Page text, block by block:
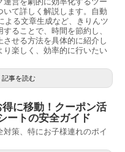
いて詳しく解説します。自動
よる文章生成など、きりんツ
ることで、時間を節約し、
させる方法を具体的に紹介し
り楽しく、効率的に行いたい
記事を読む
に移動！クーポン活
ートの安全ガイド
対策、特にお子様連れのポイ